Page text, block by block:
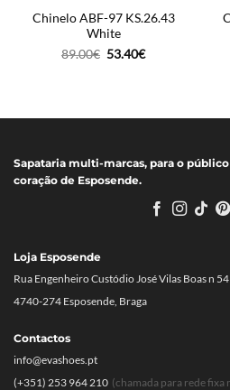
Chinelo ABF-97 KS.26.43
White
89.00€ O
53.40€O
Sapataria multi-marcas, para o
coração de Esposende.
Loja Esposende
Rua Engenheiro Custódio José Vilas Boas n 54
4740-274 Esposende, Braga
Contactos
info@evashoes.pt
(+351) 253 964 210 (chamada para rede fixa